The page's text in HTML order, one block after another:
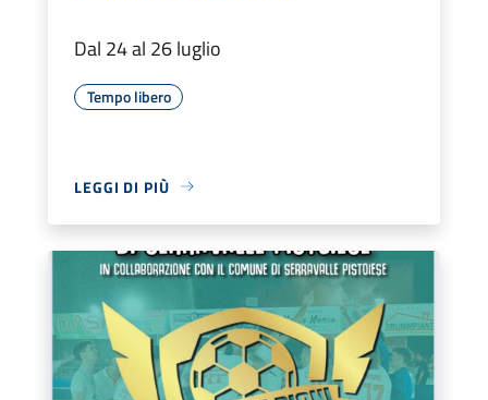
Dal 24 al 26 luglio
Tempo libero
LEGGI DI PIÙ